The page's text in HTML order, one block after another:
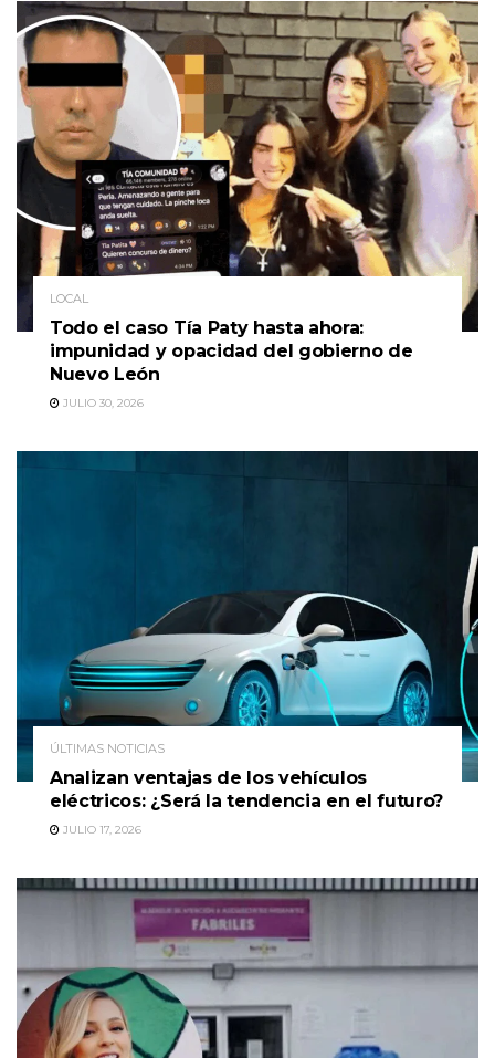
LOCAL
Todo el caso Tía Paty hasta ahora:
impunidad y opacidad del gobierno de
Nuevo León
JULIO 30, 2026
ÚLTIMAS NOTICIAS
Analizan ventajas de los vehículos
eléctricos: ¿Será la tendencia en el futuro?
JULIO 17, 2026